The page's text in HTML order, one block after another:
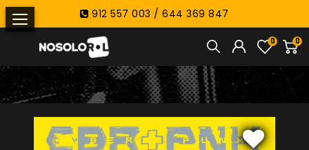
912 557 003 / 644 369 847
0
0